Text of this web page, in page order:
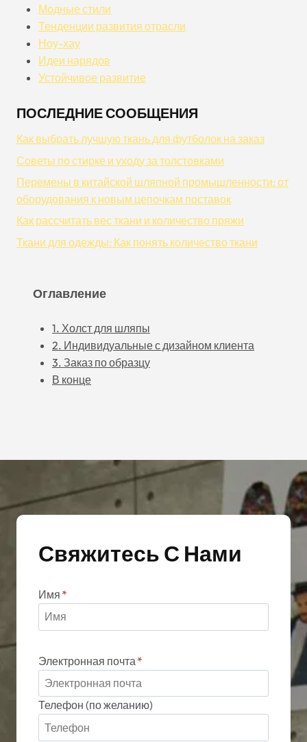
Модные стили
Тенденции развития отрасли
Ноу-хау
Идеи нарядов
Устойчивое развитие
ПОСЛЕДНИЕ СООБЩЕНИЯ
Как выбрать лучшую ткань для футболок на заказ
Советы по стирке и уходу за толстовками
Перемены в китайской шляпной промышленности: от
оборудования к новым цепочкам поставок
Как рассчитать вес ткани и количество пряжи
Ткани для одежды: Как понять количество ткани
Оглавление
1. Холст для шляпы
2. Индивидуальные с дизайном клиента
3. Заказ по образцу
В конце
Свяжитесь С Нами
Имя *
Электронная почта *
Телефон (по желанию)